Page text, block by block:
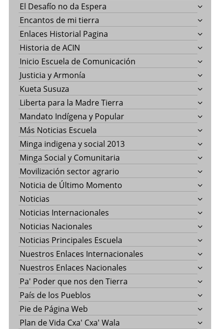
El Desafío no da Espera
Encantos de mi tierra
Enlaces Historial Pagina
Historia de ACIN
Inicio Escuela de Comunicación
Justicia y Armonía
Kueta Susuza
Liberta para la Madre Tierra
Mandato Indígena y Popular
Más Noticias Escuela
Minga indigena y social 2013
Minga Social y Comunitaria
Movilización sector agrario
Noticia de Último Momento
Noticias
Noticias Internacionales
Noticias Nacionales
Noticias Principales Escuela
Nuestros Enlaces Internacionales
Nuestros Enlaces Nacionales
Pa' Poder que nos den Tierra
País de los Pueblos
Pie de Página Web
Plan de Vida Cxa' Cxa' Wala